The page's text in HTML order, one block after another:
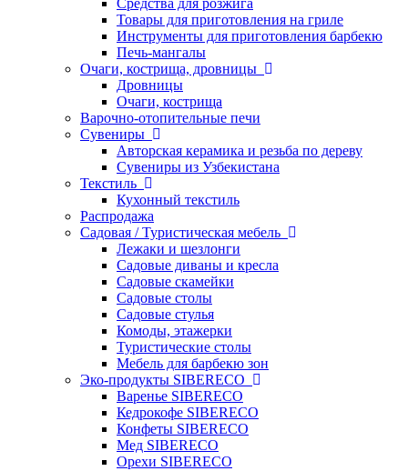
Средства для розжига
Товары для приготовления на гриле
Инструменты для приготовления барбекю
Печь-мангалы
Очаги, кострища, дровницы
Дровницы
Очаги, кострища
Варочно-отопительные печи
Сувениры
Авторская керамика и резьба по дереву
Сувениры из Узбекистана
Текстиль
Кухонный текстиль
Распродажа
Садовая / Туристическая мебель
Лежаки и шезлонги
Садовые диваны и кресла
Садовые скамейки
Садовые столы
Садовые стулья
Комоды, этажерки
Туристические столы
Мебель для барбекю зон
Эко-продукты SIBERECO
Варенье SIBERECO
Кедрокофе SIBERECO
Конфеты SIBERECO
Мед SIBERECO
Орехи SIBERECO